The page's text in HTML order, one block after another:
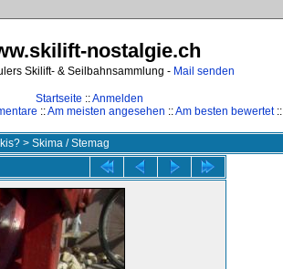
nostalgie.ch
Skilift- & Seilbahnsammlung - Mail senden
Startseite ::Anmelden
::Am meisten angesehen ::Am besten bewertet::
> Skima / Stemag